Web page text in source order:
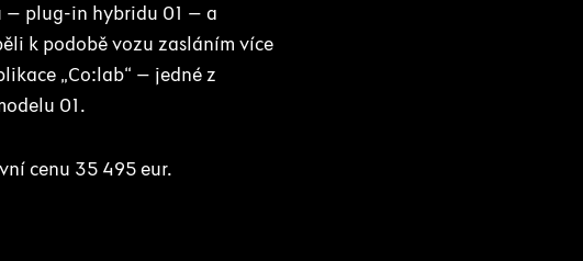
– plug-in hybridu 01 – a
k podobě vozu zasláním více
„Co:lab“ – jedné z
01.
cenu 35 495 eur.